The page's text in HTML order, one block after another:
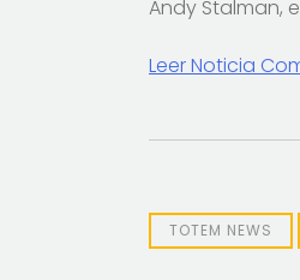
Andy Stalman,
Leer Noticia
TOTEM NEWS